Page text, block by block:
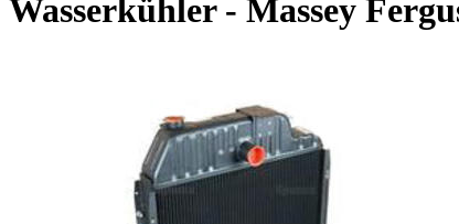
Wasserkühler - Massey